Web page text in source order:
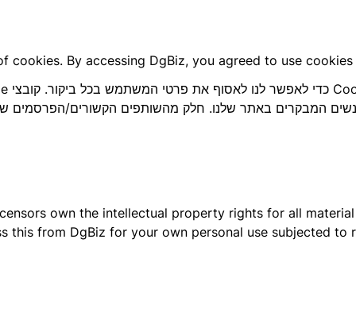
cookies. By accessing DgBiz, you agreed to use
אנשים המבקרים באתר שלנו. חלק מהשותפים הקשורים/הפרסמים
own the intellectual property rights for all
this from DgBiz for your own personal use subjected to